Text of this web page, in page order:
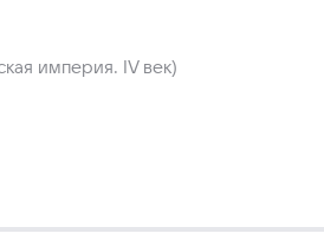
империя. IV век)